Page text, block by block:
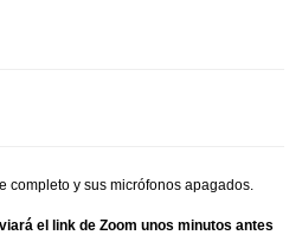
completo y sus micrófonos apagados.
el link de Zoom unos minutos antes